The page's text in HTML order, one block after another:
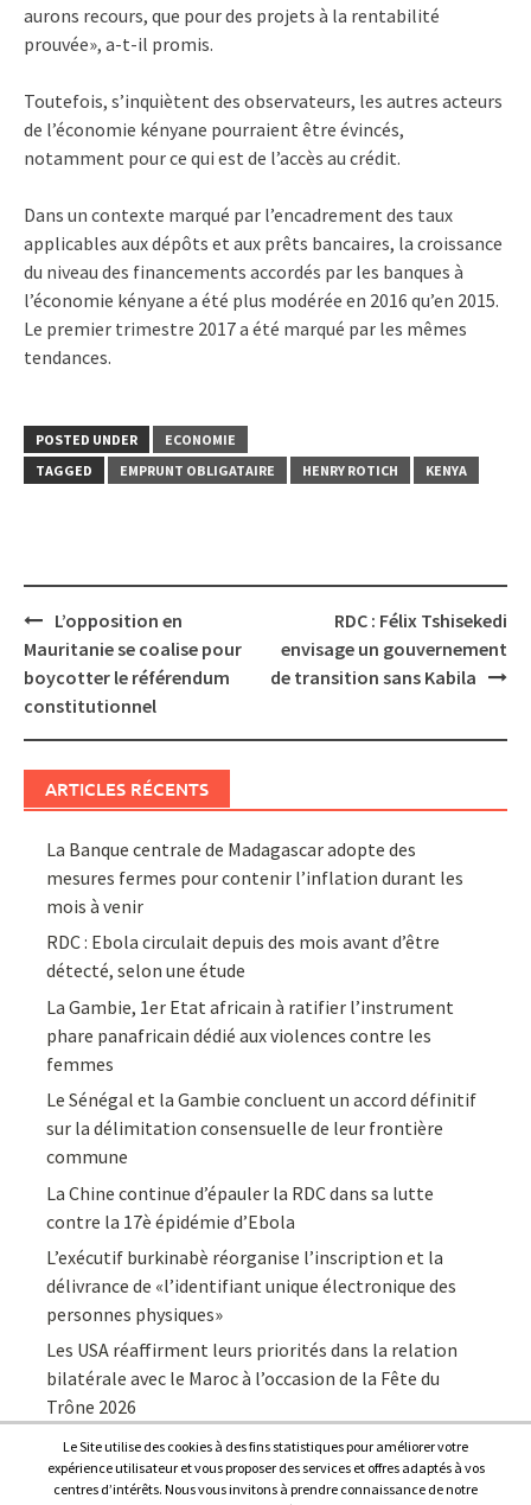
aurons recours, que pour des projets à la rentabilité
prouvée», a-t-il promis.
Toutefois, s’inquiètent des observateurs, les autres acteurs
de l’économie kényane pourraient être évincés,
notamment pour ce qui est de l’accès au crédit.
Dans un contexte marqué par l’encadrement des taux
applicables aux dépôts et aux prêts bancaires, la croissance
du niveau des financements accordés par les banques à
l’économie kényane a été plus modérée en 2016 qu’en 2015.
Le premier trimestre 2017 a été marqué par les mêmes
tendances.
POSTED UNDER
ECONOMIE
TAGGED
EMPRUNT OBLIGATAIRE HENRY ROTICH KENYA
Post
navigation
L’opposition en
Mauritanie se coalise pour
boycotter le référendum
constitutionnel
RDC : Félix Tshisekedi
envisage un gouvernement
de transition sans Kabila
ARTICLES RÉCENTS
La Banque centrale de Madagascar adopte des
mesures fermes pour contenir l’inflation durant les
mois à venir
RDC : Ebola circulait depuis des mois avant d’être
détecté, selon une étude
La Gambie, 1er Etat africain à ratifier l’instrument
phare panafricain dédié aux violences contre les
femmes
Le Sénégal et la Gambie concluent un accord définitif
sur la délimitation consensuelle de leur frontière
commune
La Chine continue d’épauler la RDC dans sa lutte
contre la 17è épidémie d’Ebola
L’exécutif burkinabè réorganise l’inscription et la
délivrance de «l’identifiant unique électronique des
personnes physiques»
Les USA réaffirment leurs priorités dans la relation
bilatérale avec le Maroc à l’occasion de la Fête du
Trône 2026
Le Site utilise des cookies à des fins statistiques pour améliorer votre
expérience utilisateur et vous proposer des services et offres adaptés à vos
centres d’intérêts. Nous vous invitons à prendre connaissance de notre